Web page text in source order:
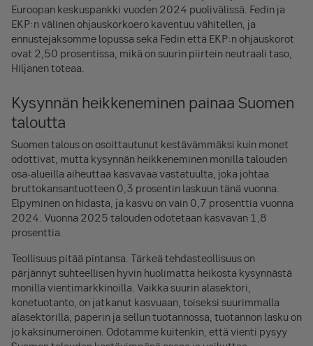
Euroopan keskuspankki vuoden 2024 puolivälissä. Fedin ja
EKP:n välinen ohjauskorkoero kaventuu vähitellen, ja
ennustejaksomme lopussa sekä Fedin että EKP:n ohjauskorot
ovat 2,50 prosentissa, mikä on suurin piirtein neutraali taso,
Hiljanen toteaa.
Kysynnän heikkeneminen painaa Suomen
taloutta
Suomen talous on osoittautunut kestävämmäksi kuin monet
odottivat, mutta kysynnän heikkeneminen monilla talouden
osa-alueilla aiheuttaa kasvavaa vastatuulta, joka johtaa
bruttokansantuotteen 0,3 prosentin laskuun tänä vuonna.
Elpyminen on hidasta, ja kasvu on vain 0,7 prosenttia vuonna
2024. Vuonna 2025 talouden odotetaan kasvavan 1,8
prosenttia.
Teollisuus pitää pintansa. Tärkeä tehdasteollisuus on
pärjännyt suhteellisen hyvin huolimatta heikosta kysynnästä
monilla vientimarkkinoilla. Vaikka suurin alasektori,
konetuotanto, on jatkanut kasvuaan, toiseksi suurimmalla
alasektorilla, paperin ja sellun tuotannossa, tuotannon lasku on
jo kaksinumeroinen. Odotamme kuitenkin, että vienti pysyy